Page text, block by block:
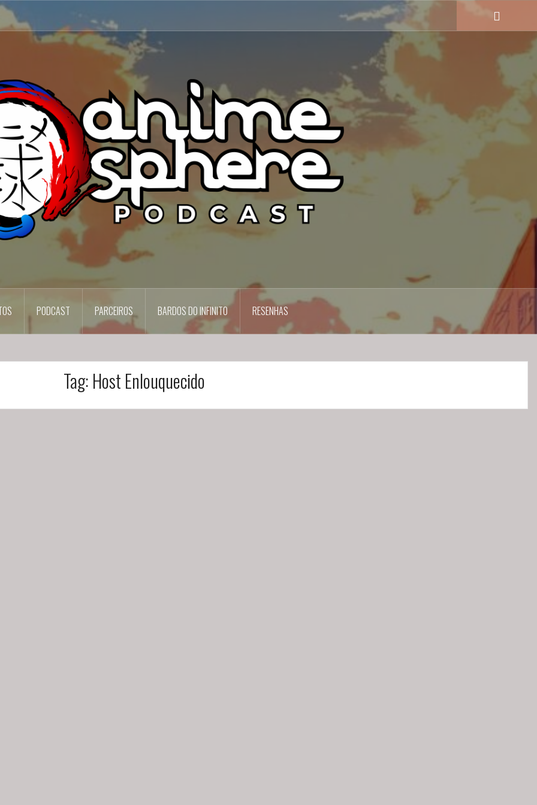
PODCAST PARCEIROS BARDOS DO INFINITO RESENHAS
Tag: Host Enlouquecido